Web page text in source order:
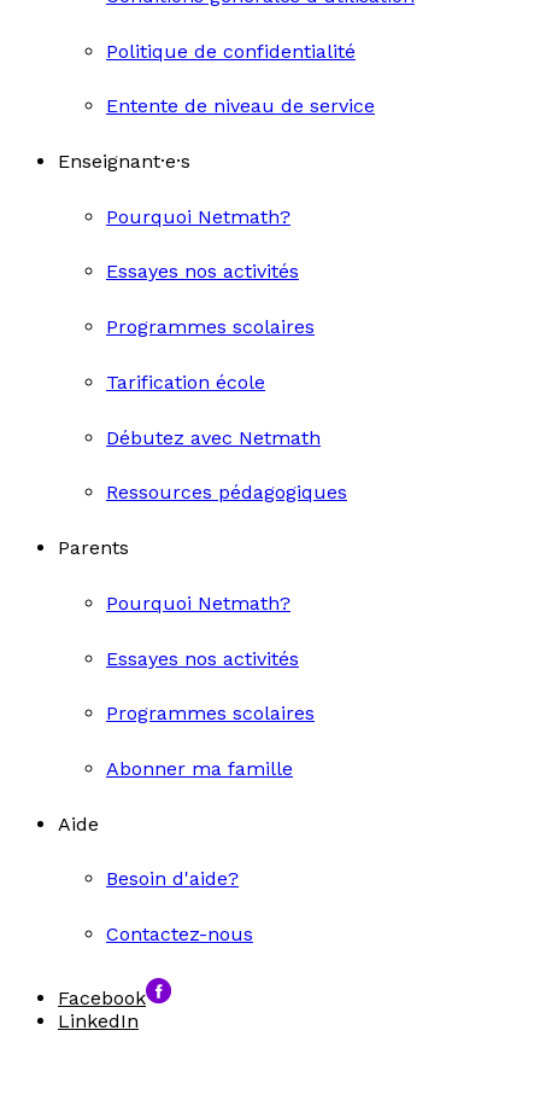
Politique de confidentialité
Entente de niveau de service
Enseignant·e·s
Pourquoi Netmath?
Essayes nos activités
Programmes scolaires
Tarification école
Débutez avec Netmath
Ressources pédagogiques
Parents
Pourquoi Netmath?
Essayes nos activités
Programmes scolaires
Abonner ma famille
Aide
Besoin d'aide?
Contactez-nous
Facebook
LinkedIn